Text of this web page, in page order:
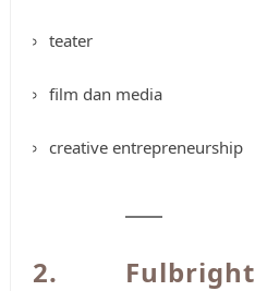
teater
film dan media
creative entrepreneurship
2. Fulbright